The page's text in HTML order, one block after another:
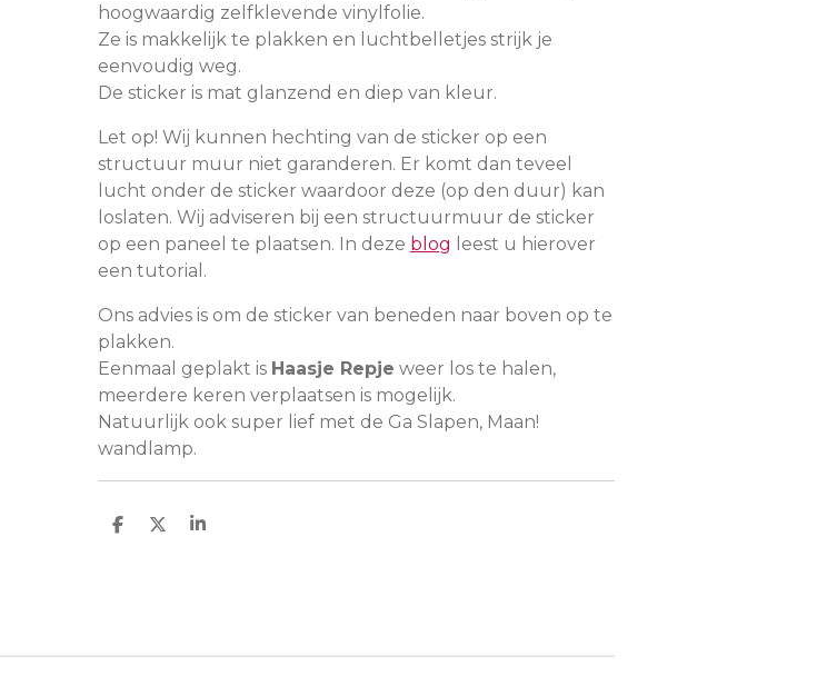
hoogwaardig zelfklevende vinylfolie.
Ze is makkelijk te plakken en luchtbelletjes strijk je
eenvoudig weg.
De sticker is mat glanzend en diep van kleur.
Let op! Wij kunnen hechting van de sticker op een
structuur muur niet garanderen. Er komt dan teveel
lucht onder de sticker waardoor deze (op den duur) kan
loslaten. Wij adviseren bij een structuurmuur de sticker
op een paneel te plaatsen. In deze blog
leest u hierover
een tutorial.
Ons advies is om de sticker van beneden naar boven op te
plakken.
Eenmaal geplakt is Haasje Repje weer los te halen,
meerdere keren verplaatsen is mogelijk.
Natuurlijk ook super lief met de Ga Slapen, Maan!
wandlamp.
D
D
S